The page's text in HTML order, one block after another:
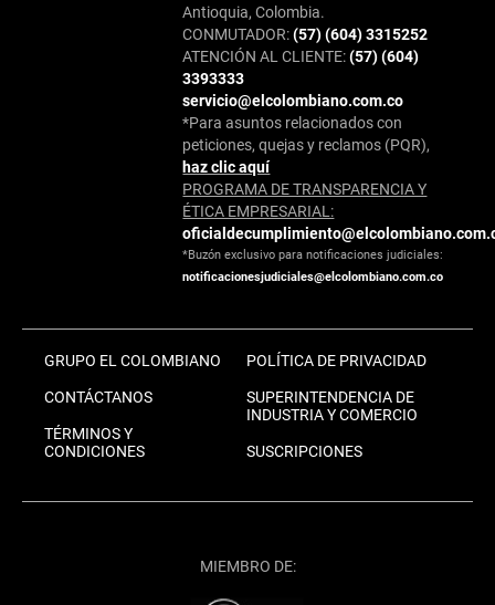
Antioquia, Colombia.
CONMUTADOR:(57) (604) 3315252
ATENCIÓN AL CLIENTE:(57) (604)
3393333
servicio@elcolombiano.com.co
*Para asuntos relacionados con
peticiones, quejas y reclamos (PQR),
haz clic aquí
PROGRAMA DE TRANSPARENCIA Y
ÉTICA EMPRESARIAL:
*Buzón exclusivo para notificaciones judiciales:
notificacionesjudiciales@elcolombiano.com.co
GRUPO EL COLOMBIANO
CONTÁCTANOS
TÉRMINOS Y
CONDICIONES
POLÍTICA DE PRIVACIDAD
SUPERINTENDENCIA DE
INDUSTRIA Y COMERCIO
SUSCRIPCIONES
MIEMBRO DE: